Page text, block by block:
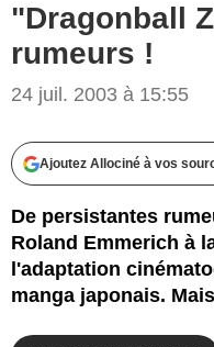
"Dragonball
rumeurs !
24 juil. 2003 à 15:55
Ajoutez Allociné à vos
De persistantes
Roland Emmerich à
l'adaptation
manga japonais.